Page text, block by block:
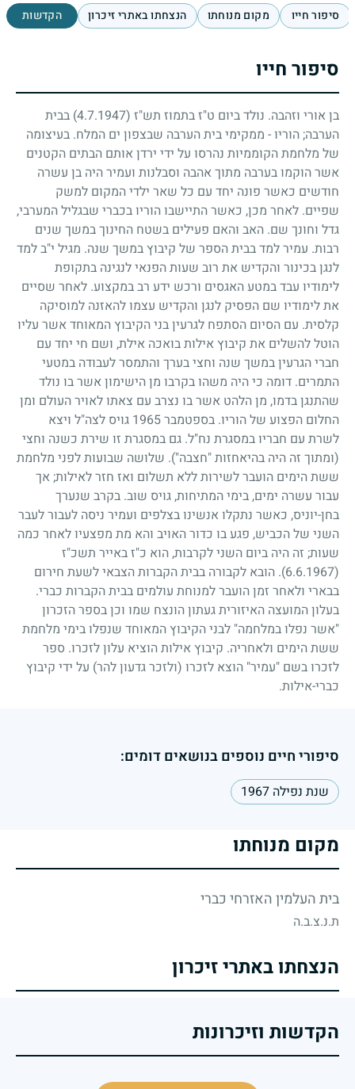
סיפור חייו מקום מנוחתו הנצחתו באתרי זיכרון הקדשות
סיפור חייו
בן אורי וזהבה. נולד ביום ט"ז בתמוז תש"ז (4.7.1947)
בבית
הערבה; הוריו - ממקימי בית הערבה שבצפון ים המלח. בעיצומה
של מלחמת הקוממיות נהרסו על ידי ירדן אותם הבתים הקטנים
אשר הוקמו בערבה מתוך אהבה וסבלנות ועמיר היה בן עשרה
חודשים כאשר פונה יחד עם כל שאר ילדי המקום למשק
שפיים. לאחר מכן, כאשר התיישבו הוריו בכברי שבגליל המערבי,
גדל וחונך שם. האב והאם פעילים בשטח החינוך במשך שנים
רבות. עמיר למד בבית הספר של קיבוץ במשך שנה. מגיל י"ב למד
לנגן בכינור והקדיש את רוב שעות הפנאי לנגינה בתקופת
לימודיו עבד במטע האגסים ורכש ידע רב במקצוע. לאחר שסיים
את לימודיו שם הפסיק לנגן והקדיש עצמו להאזנה למוסיקה
קלסית. עם הסיום הסתפח לגרעין בני הקיבוץ המאוחד אשר עליו
הוטל להשלים את קיבוץ אילות בואכה אילת, ושם חי יחד עם
חברי הגרעין במשך שנה וחצי בערך והתמסר לעבודה במטעי
התמרים. דומה כי היה משהו בקרבו מן הישימון אשר בו נולד
שהתנגן בדמו, מן הלהט אשר בו נצרב עם צאתו לאויר העולם ומן
החלום הפצוע של הוריו. בספטמבר1965 גויס לצה"ל ויצא
לשרת עם חבריו במסגרת נח"ל. גם במסגרת זו שירת כשנה וחצי
(ומתוך זה היה בהיאחזות "חצבה"). שלושה שבועות לפני מלחמת
ששת הימים הועבר לשירות ללא תשלום ואז חזר לאילות; אך
עבור עשרה ימים, בימי המתיחות, גויס שוב. בקרב שנערך
בחן-יוניס, כאשר נתקלו אנשינו בצלפים ועמיר ניסה לעבור לעבר
השני של הכביש, פגע בו כדור האויב והא מת מפצעיו לאחר כמה
שעות; זה היה ביום השני לקרבות, הוא כ"ז באייר תשכ"ז
(6.6.1967)
. הובא לקבורה בבית הקברות הצבאי לשעת חירום
בבארי ולאחר זמן הועבר למנוחת עולמים בבית הקברות כברי.
בעלון המועצה האיזורית געתון הונצח שמו וכן בספר הזכרון
"אשר נפלו במלחמה" לבני הקיבוץ המאוחד שנפלו בימי מלחמת
ששת הימים ולאחריה. קיבוץ אילות הוציא עלון לזכרו. ספר
לזכרו בשם "עמיר" הוצא לזכרו (ולזכר גדעון להר) על ידי קיבוץ
כברי-אילות.
סיפורי חיים נוספים בנושאים דומים:
שנת נפילה 1967
מקום מנוחתו
בית העלמין האזרחי כברי
ת.נ.צ.ב.ה
הנצחתו באתרי זיכרון
הקדשות וזיכרונות